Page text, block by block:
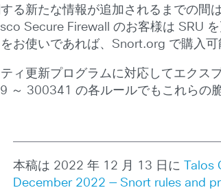
る新たな情報が追加されるまでの間
Secure Firewall のお客様は SRU
お使いであれば、Snort.org で購入
ィ更新プログラムに対応してエク
～ 300341 の各ルールでもこれらの
本稿は 2022 年 12 月 13 日に Talos
December 2022 — Snort rules and